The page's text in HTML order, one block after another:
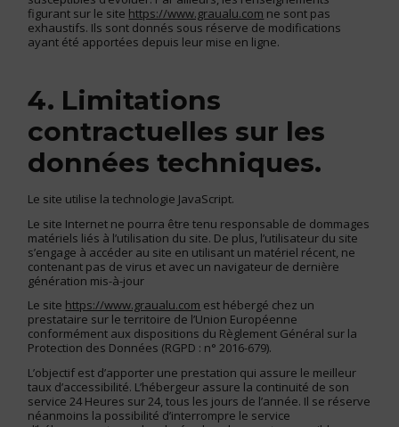
figurant sur le site https://www.graualu.com ne sont pas
exhaustifs. Ils sont donnés sous réserve de modifications
ayant été apportées depuis leur mise en ligne.
4. Limitations
contractuelles sur les
données techniques.
Le site utilise la technologie JavaScript.
Le site Internet ne pourra être tenu responsable de dommages
matériels liés à l’utilisation du site. De plus, l’utilisateur du site
s’engage à accéder au site en utilisant un matériel récent, ne
contenant pas de virus et avec un navigateur de dernière
génération mis-à-jour
Le site https://www.graualu.com est hébergé chez un
prestataire sur le territoire de l’Union Européenne
conformément aux dispositions du Règlement Général sur la
Protection des Données (RGPD : n° 2016-679).
L’objectif est d’apporter une prestation qui assure le meilleur
taux d’accessibilité. L’hébergeur assure la continuité de son
service 24 Heures sur 24, tous les jours de l’année. Il se réserve
néanmoins la possibilité d’interrompre le service